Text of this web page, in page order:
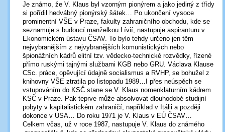
Je známo, že V. Klaus byl vzorným pionýrem a jako jediný z třídy
si pořídil hedvábný pionýrský šátek… Po ukončení vysoce
prominentní VŠE v Praze, fakulty zahraničního obchodu, kde se
seznamuje s budoucí manželkou Lívií, nastupuje aspiranturu v
Ekonomickém ústavu ČSAV. To bylo tehdy určeno jen těm
nejvybranějším z nejvybranějších komunistických nebo
špionážních kádrů elitní tzv. vědecko-technické rozvědky, řízené
přímo ruskými tajnými službami KGB nebo GRU. Václava Klause
CSc. práce, opěvující údajně socialismus a RVHP, se bohužel z
knihovny VŠE ztratila po listopadu 1989…I přes neúspěch se
vstupováním do KSČ stane se V. Klaus nomenklaturním kádrem
KSČ v Praze. Pak teprve může absolvovat dlouhodobé studijní
pobyty v kapitalistickém zahraničí, například v Itálii a později
dokonce v USA… Do roku 1971 je V. Klaus v EÚ ČSAV…
Celkem včas, už v roce 1987, nastupuje V. Klaus do známého